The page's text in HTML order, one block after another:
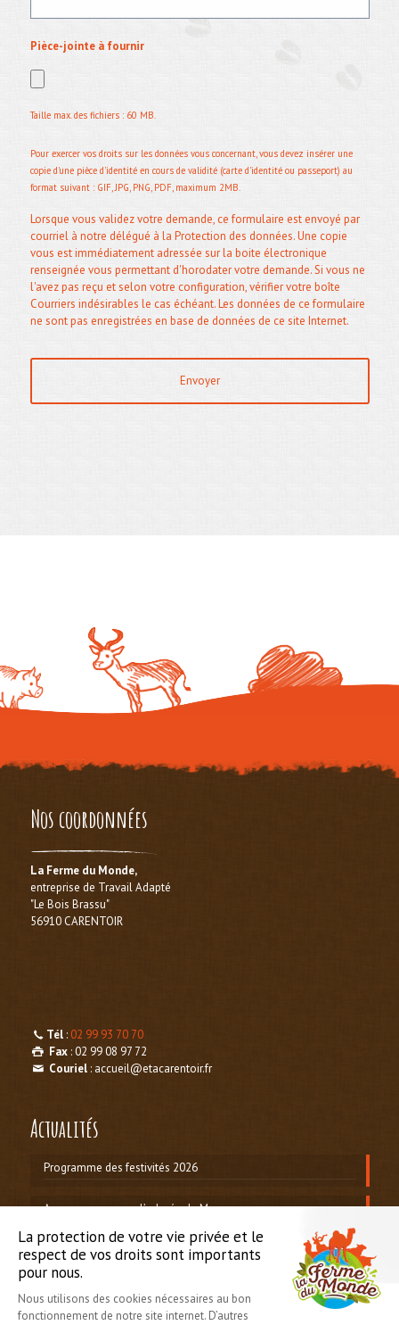
Pièce-jointe à fournir
Taille max. des fichiers : 60 MB.
Pour exercer vos droits sur les données vous concernant, vous devez insérer une
copie d'une pièce d'identité en cours de validité (carte d'identité ou passeport) au
format suivant : GIF, JPG, PNG, PDF, maximum 2MB.
Lorsque vous validez votre demande, ce formulaire est envoyé par
courriel à notre délégué à la Protection des données. Une copie
vous est immédiatement adressée sur la boite électronique
renseignée vous permettant d'horodater votre demande. Si vous ne
l'avez pas reçu et selon votre configuration, vérifier votre boîte
Courriers indésirables le cas échéant. Les données de ce formulaire
ne sont pas enregistrées en base de données de ce site Internet.
Nos coordonnées
La Ferme du Monde,
entreprise de Travail Adapté
"Le Bois Brassu"
56910 CARENTOIR
Tél: 02 99 93 70 70
Fax: 02 99 08 97 72
Couriel: accueil@etacarentoir.fr
Actualités
Programme des festivités 2026
Amusez-vous avec l’odysée de Mynos
Départ en petit train garanti à 15h30
Nous suivre